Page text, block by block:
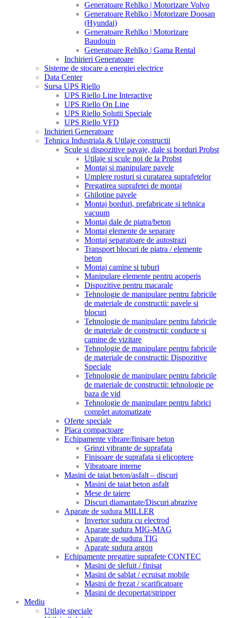
Generatoare Rehlko | Motorizare Volvo
Generatoare Rehlko | Motorizare Doosan
(Hyundai)
Generatoare Rehlko | Motorizare
Baudouin
Generatoare Rehlko | Gama Rental
Inchirieri Generatoare
Sisteme de stocare a energiei electrice
Data Center
Sursa UPS Riello
UPS Riello Line Interactive
UPS Riello On Line
UPS Riello Solutii Speciale
UPS Riello VFD
Inchirieri Generatoare
Tehnica Industriala & Utilaje constructii
Scule si dispozitive pavaje, dale si borduri Probst
Utilaje si scule noi de la Probst
Montaj si manipulare pavele
Umplere rosturi si curatarea suprafetelor
Pregatirea suprafetei de montaj
Ghilotine pavele
Montaj borduri, prefabricate si tehnica
vacuum
Montaj dale de piatra/beton
Montaj elemente de separare
Montaj separatoare de autostrazi
Transport blocuri de piatra / elemente
beton
Montaj camine si tuburi
Manipulare elemente pentru acoperis
Dispozitive pentru macarale
Tehnologie de manipulare pentru fabricile
de materiale de constructii: pavele si
blocuri
Tehnologie de manipulare pentru fabricile
de materiale de constructii: conducte si
camine de vizitare
Tehnologie de manipulare pentru fabricile
de materiale de constructii: Dispozitive
Speciale
Tehnologie de manipulare pentru fabricile
de materiale de constructii: tehnologie pe
baza de vid
Tehnologie de manipulare pentru fabrici
complet automatizate
Oferte speciale
Placa compactoare
Echipamente vibrare/finisare beton
Grinzi vibrante de suprafata
Finisoare de suprafata si elicoptere
Vibratoare interne
Masini de taiat beton/asfalt – discuri
Masini de taiat beton asfalt
Mese de taiere
Discuri diamantate/Discuri abrazive
Aparate de sudura MILLER
Invertor sudura cu electrod
Aparate sudura MIG-MAG
Aparate de sudura TIG
Aparate sudura argon
Echipamente pregatire suprafete CONTEC
Masini de slefuit / finisat
Masini de sablat / ecruisat mobile
Masini de frezat / scarificatoare
Masini de decopertat/stripper
Mediu
Utilaje speciale